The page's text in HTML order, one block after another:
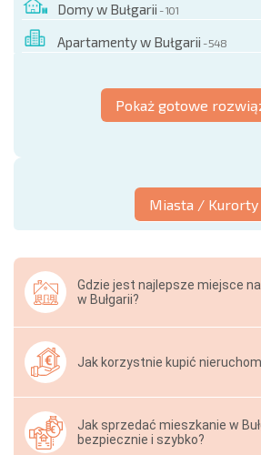
Domy w Bułgarii - 101
Apartamenty w Bułgarii - 548
Pokaż gotowe
Miasta / Kurorty
Gdzie jest najlepsze miejsce
w Bułgarii?
Jak korzystnie kupić
Jak sprzedać mieszkanie w
bezpiecznie i szybko?